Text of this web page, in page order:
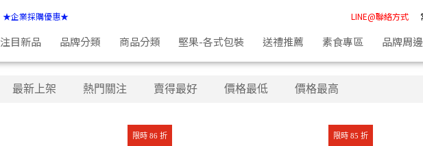
★企業採購優惠★ LINE@聯絡方式
注目新品 品牌分類 商品分類 堅果-各式包裝 送禮推薦 素食專區 品牌周邊
最新上架 熱門關注 賣得最好 價格最低 價格最高
限時 86 折 限時 85 折